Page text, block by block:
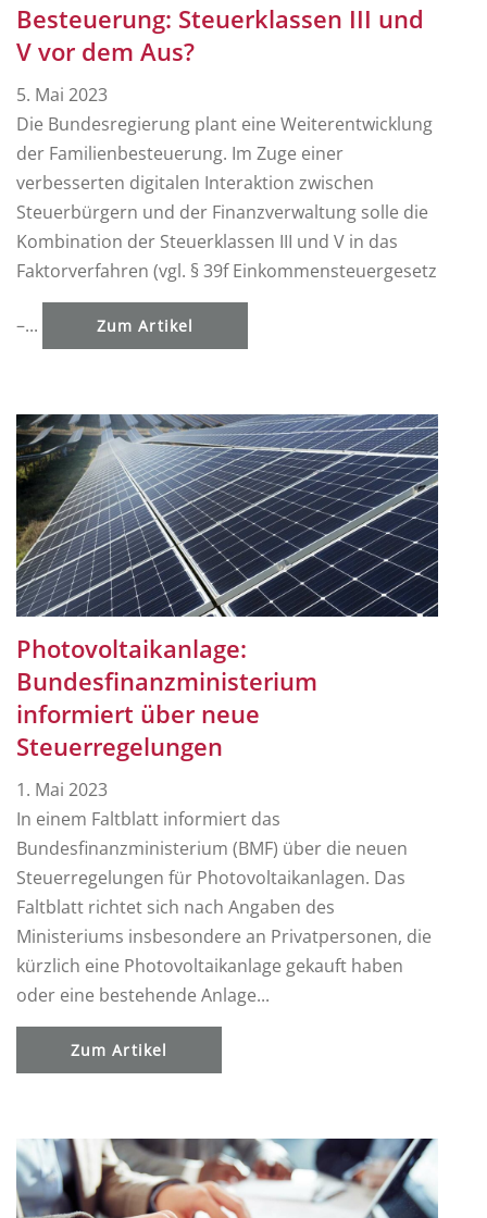
Besteuerung: Steuerklassen III und
V vor dem Aus?
5. Mai 2023
Die Bundesregierung plant eine Weiterentwicklung
der Familienbesteuerung. Im Zuge einer
verbesserten digitalen Interaktion zwischen
Steuerbürgern und der Finanzverwaltung solle die
Kombination der Steuerklassen III und V in das
Faktorverfahren (vgl. § 39f Einkommensteuergesetz
–... Zum Artikel
Photovoltaikanlage:
Bundesfinanzministerium
informiert über neue
Steuerregelungen
1. Mai 2023
In einem Faltblatt informiert das
Bundesfinanzministerium (BMF) über die neuen
Steuerregelungen für Photovoltaikanlagen. Das
Faltblatt richtet sich nach Angaben des
Ministeriums insbesondere an Privatpersonen, die
kürzlich eine Photovoltaikanlage gekauft haben
oder eine bestehende Anlage...
Zum Artikel